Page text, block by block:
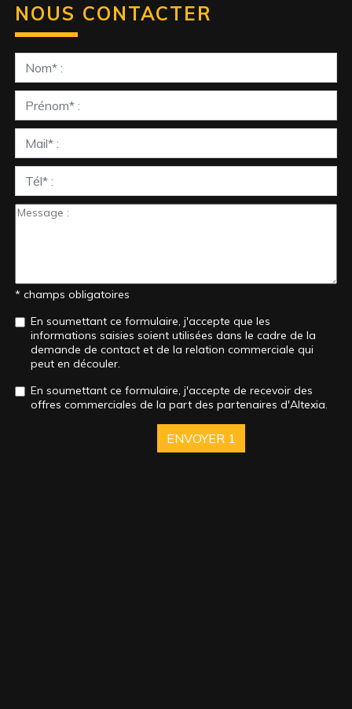
NOUS CONTACTER
* champs obligatoires
En soumettant ce formulaire, j'accepte que les
informations saisies soient utilisées dans le cadre de la
demande de contact et de la relation commerciale qui
peut en découler.
En soumettant ce formulaire, j'accepte de recevoir des
offres commerciales de la part des partenaires d'Altexia.
ENVOYER 1